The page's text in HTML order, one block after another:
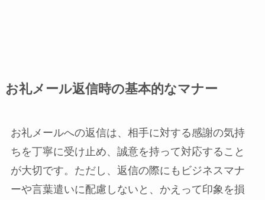
お礼メール返信時の基本的なマナー
お礼メールへの返信は、相手に対する感謝の気持
ちを丁寧に受け止め、誠意を持って対応すること
が大切です。ただし、返信の際にもビジネスマナ
ーや言葉遣いに配慮しないと、かえって印象を損